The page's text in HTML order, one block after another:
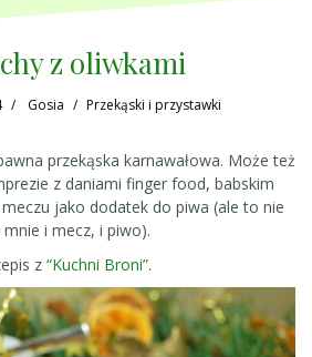
z oliwkami
Gosia Przekąski i przystawki
przekąska karnawałowa. Może też
z daniami finger food, babskim
jako dodatek do piwa (ale to nie
mnie i mecz, i piwo).
z “Kuchni Broni”.